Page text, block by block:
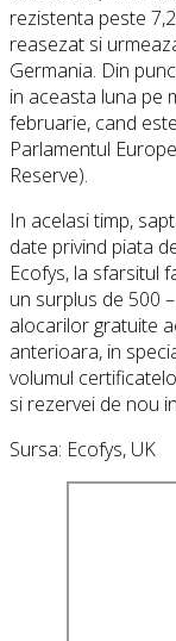
rezistenta peste
reasezat si
Germania. Din
in aceasta luna pe
februarie, cand
Parlamentul
Reserve).
In acelasi timp,
date privind piata
Ecofys, la sfarsitul
un surplus de 500
alocarilor gratuite
anterioara, in
volumul
si rezervei de nou
Sursa: Ecofys, UK